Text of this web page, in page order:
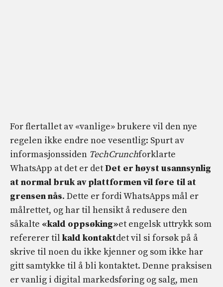
For flertallet av «vanlige» brukere vil den nye
regelen ikke endre noe vesentlig: Spurt av
informasjonssiden TechCrunchforklarte
WhatsApp at det er detDet er høyst usannsynlig
at normal bruk av plattformen vil føre til at
grensen nås. Dette er fordi WhatsApps mål er
målrettet, og har til hensikt å redusere den
såkalte «kald oppsøking»et engelsk uttrykk som
refererer til kald kontaktdet vil si forsøk på å
skrive til noen du ikke kjenner og som ikke har
gitt samtykke til å bli kontaktet. Denne praksisen
er vanlig i digital markedsføring og salg, men